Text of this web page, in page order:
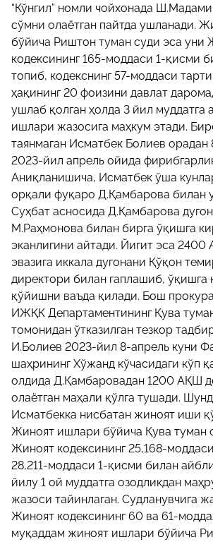
“Кўнгил” номли чойхонада
сўмни олаётган пайтда ушланади.
бўйича Риштон туман суди эса уни
кодексининг 165-моддаси 1-қисми
топиб, кодекснинг 57-моддаси
ҳақининг 20 фоизини давлат
ушлаб қолган ҳолда 3 йил муддатга
ишлари жазосига маҳкум этади.
таянмаган Исматбек Болиев орадан
2023-йил апрель ойида
Аниқланишича, Исматбек ўша
орқали фуқаро Д.Қамбарова билан
Суҳбат асносида Д.Қамбарова
М.Раҳмонова билан бирга ўқишга
эканлигини айтади. Йигит эса
эвазига иккала дугонани Қўқон
директори билан гаплашиб, ўқишга
қўйишни ваъда қилади. Бош
ИЖҚК Департаментининг Қува
томонидан ўтказилган тезкор
И.Болиев 2023-йил 8-апрель куни
шаҳрининг Хўжанд кўчасидаги кўп
олдида Д.Қамбаровадан 1200 АҚШ
олаётган маҳали қўлга тушади.
Исматбекка нисбатан жиноят иши
Жиноят ишлари бўйича Қува туман
Жиноят кодексининг 25,168-
28,211-моддаси 1-қисми билан
йилу 1 ой муддатга озодликдан
жазоси тайинлаган. Судланувчига
Жиноят кодексининг 60 ва 61-
муқаддам жиноят ишлари бўйича